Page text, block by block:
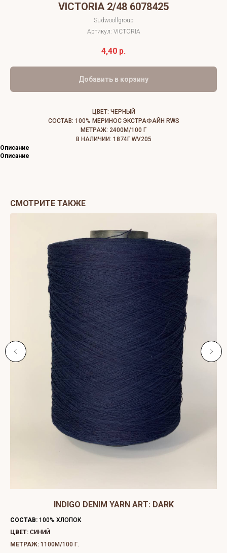
VICTORIA 2/48 6078425
Sudwoollgroup
Артикул: VICTORIA
4,40 р.
Добавить в корзину
ЦВЕТ: ЧЕРНЫЙ
СОСТАВ: 100% МЕРИНОС ЭКСТРАФАЙН RWS
МЕТРАЖ: 2400М/100 Г
В НАЛИЧИИ: 1874Г WV205
Описание
Описание
СМОТРИТЕ ТАКЖЕ
INDIGO DENIM YARN ART: DARK
СОСТАВ: 100% ХЛОПОК
ЦВЕТ: СИНИЙ
МЕТРАЖ: 1100М/100 Г.